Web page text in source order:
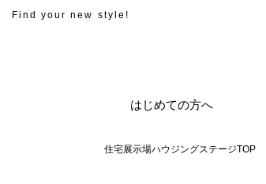
Find your new style!
はじめての方へ
住宅展示場ハウジングステージTOP